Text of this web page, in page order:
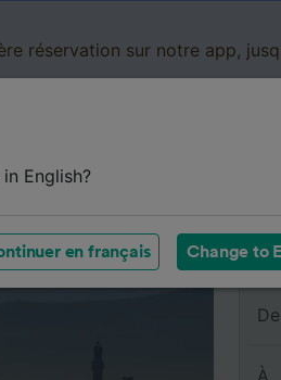
réservation sur notre app,
De
À
English?
en français Change to